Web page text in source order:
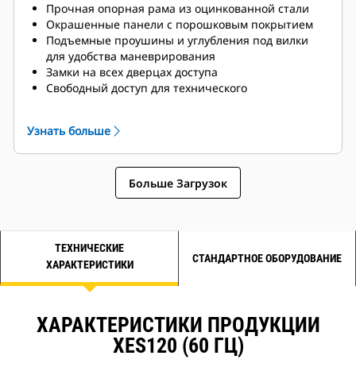
Прочная опорная рама из оцинкованной стали
Окрашенные панели с порошковым покрытием
Подъемные проушины и углубления под вилки
для удобства маневрирования
Замки на всех дверцах доступа
Свободный доступ для технического
Узнать больше
Больше Загрузок
ТЕХНИЧЕСКИЕ
ХАРАКТЕРИСТИКИ
СТАНДАРТНОЕ ОБОРУДОВАНИЕ
ХАРАКТЕРИСТИКИ ПРОДУКЦИИ
XES120 (60 ГЦ)